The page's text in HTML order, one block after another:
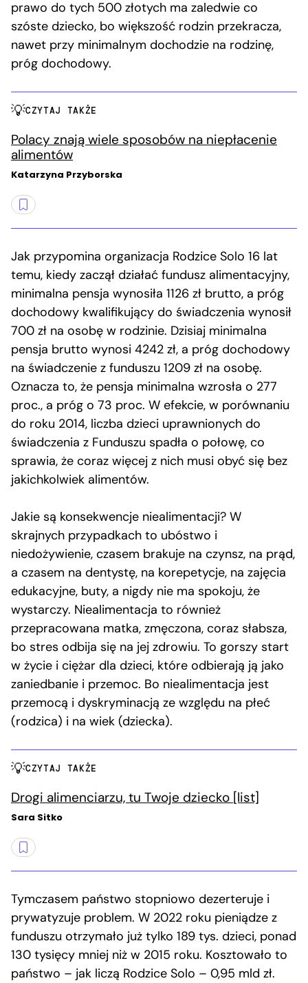
prawo do tych 500 złotych ma zaledwie co
szóste dziecko, bo większość rodzin przekracza,
nawet przy minimalnym dochodzie na rodzinę,
próg dochodowy.
CZYTAJ TAKŻE
Polacy znają wiele sposobów na niepłacenie
alimentów
Katarzyna Przyborska
Jak przypomina organizacja Rodzice Solo 16 lat
temu, kiedy zaczął działać fundusz alimentacyjny,
minimalna pensja wynosiła 1126 zł brutto, a próg
dochodowy kwalifikujący do świadczenia wynosił
700 zł na osobę w rodzinie. Dzisiaj minimalna
pensja brutto wynosi 4242 zł, a próg dochodowy
na świadczenie z funduszu 1209 zł na osobę.
Oznacza to, że pensja minimalna wzrosła o 277
proc., a próg o 73 proc. W efekcie, w porównaniu
do roku 2014, liczba dzieci uprawnionych do
świadczenia z Funduszu spadła o połowę, co
sprawia, że coraz więcej z nich musi obyć się bez
jakichkolwiek alimentów.
Jakie są konsekwencje niealimentacji? W
skrajnych przypadkach to ubóstwo i
niedożywienie, czasem brakuje na czynsz, na prąd,
a czasem na dentystę, na korepetycje, na zajęcia
edukacyjne, buty, a nigdy nie ma spokoju, że
wystarczy. Niealimentacja to również
przepracowana matka, zmęczona, coraz słabsza,
bo stres odbija się na jej zdrowiu. To gorszy start
w życie i ciężar dla dzieci, które odbierają ją jako
zaniedbanie i przemoc. Bo niealimentacja jest
przemocą i dyskryminacją ze względu na płeć
(rodzica) i na wiek (dziecka).
CZYTAJ TAKŻE
Drogi alimenciarzu, tu Twoje dziecko [list]
Sara Sitko
Tymczasem państwo stopniowo dezerteruje i
prywatyzuje problem. W 2022 roku pieniądze z
funduszu otrzymało już tylko 189 tys. dzieci, ponad
130 tysięcy mniej niż w 2015 roku. Kosztowało to
państwo – jak liczą Rodzice Solo – 0,95 mld zł.